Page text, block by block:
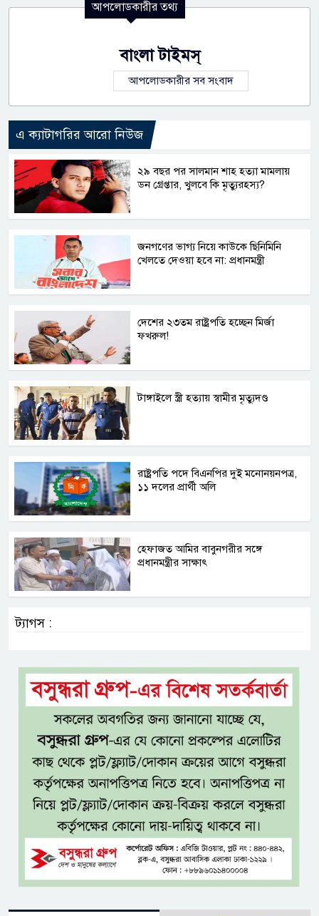
আপলোডকারীর তথ্য
বাংলা টাইমস্
আপলোডকারীর সব সংবাদ
এ ক্যাটাগরির আরো নিউজ
২৯ বছর পর সালমান শাহ হত্যা মামলায়
ডন গ্রেপ্তার, খুলবে কি মৃত্যুরহস্য?
জনগণের ভাগ্য নিয়ে কাউকে ছিনিমিনি
খেলতে দেওয়া হবে না: প্রধানমন্ত্রী
দেশের ২৩তম রাষ্ট্রপতি হচ্ছেন মির্জা
ফখরুল!
টাঙ্গাইলে স্ত্রী হত্যায় স্বামীর মৃত্যুদণ্ড
রাষ্ট্রপতি পদে বিএনপির দুই মনোনয়নপত্র,
১১ দলের প্রার্থী অলি
হেফাজত আমির বাবুনগরীর সঙ্গে
প্রধানমন্ত্রীর সাক্ষাৎ
ট্যাগস :